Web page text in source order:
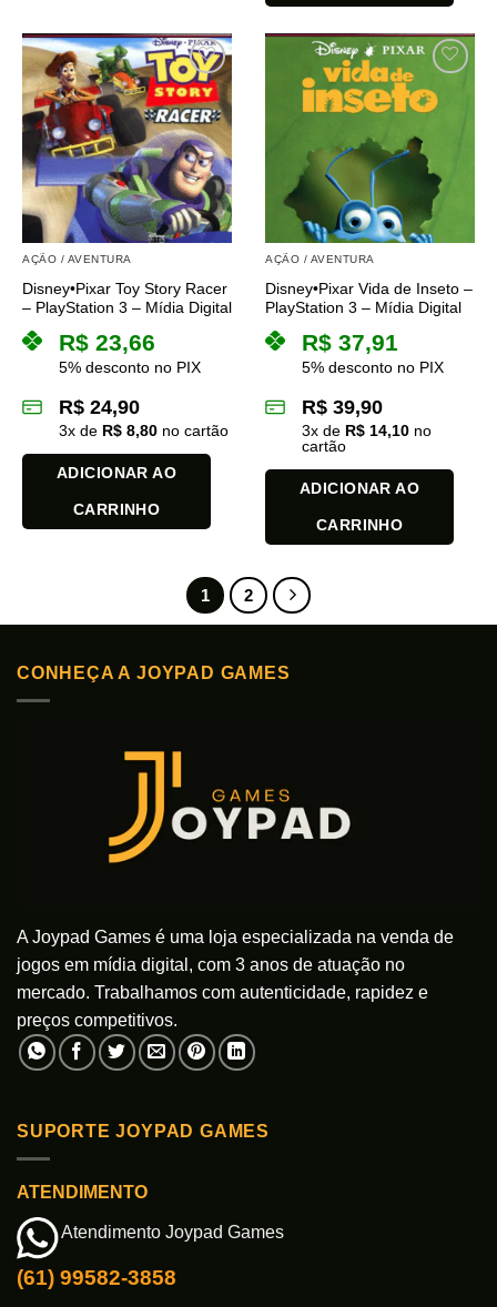
AÇÃO / AVENTURA
Disney•Pixar Toy Story Racer
– PlayStation 3 – Mídia Digital
R$ 23,66
5% desconto no PIX
R$ 24,90
3x de R$ 8,80 no cartão
ADICIONAR AO
CARRINHO
AÇÃO / AVENTURA
Disney•Pixar Vida de Inseto –
PlayStation 3 – Mídia Digital
R$ 37,91
5% desconto no PIX
R$ 39,90
3x de R$ 14,10 no
cartão
ADICIONAR AO
CARRINHO
1 2
CONHEÇA A JOYPAD GAMES
A Joypad Games é uma loja especializada na venda de
jogos em mídia digital, com 3 anos de atuação no
mercado. Trabalhamos com autenticidade, rapidez e
preços competitivos.
SUPORTE JOYPAD GAMES
ATENDIMENTO
Atendimento Joypad Games
(61) 99582-3858